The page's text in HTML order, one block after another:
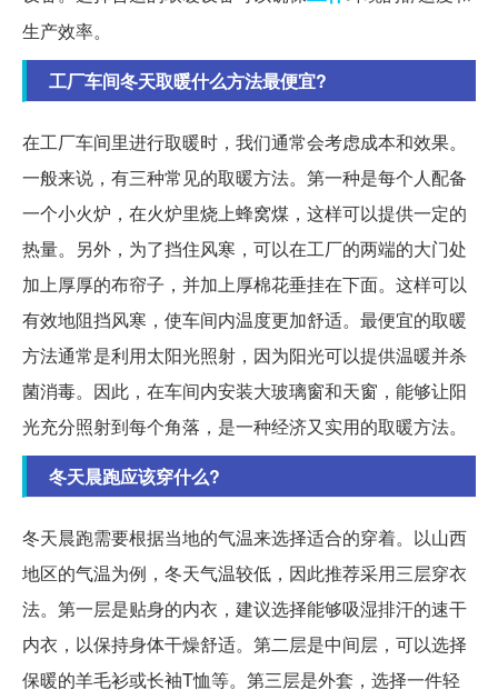
生产效率。
工厂车间冬天取暖什么方法最便宜?
在工厂车间里进行取暖时，我们通常会考虑成本和效果。
一般来说，有三种常见的取暖方法。第一种是每个人配备
一个小火炉，在火炉里烧上蜂窝煤，这样可以提供一定的
热量。另外，为了挡住风寒，可以在工厂的两端的大门处
加上厚厚的布帘子，并加上厚棉花垂挂在下面。这样可以
有效地阻挡风寒，使车间内温度更加舒适。最便宜的取暖
方法通常是利用太阳光照射，因为阳光可以提供温暖并杀
菌消毒。因此，在车间内安装大玻璃窗和天窗，能够让阳
光充分照射到每个角落，是一种经济又实用的取暖方法。
冬天晨跑应该穿什么?
冬天晨跑需要根据当地的气温来选择适合的穿着。以山西
地区的气温为例，冬天气温较低，因此推荐采用三层穿衣
法。第一层是贴身的内衣，建议选择能够吸湿排汗的速干
内衣，以保持身体干燥舒适。第二层是中间层，可以选择
保暖的羊毛衫或长袖T恤等。第三层是外套，选择一件轻